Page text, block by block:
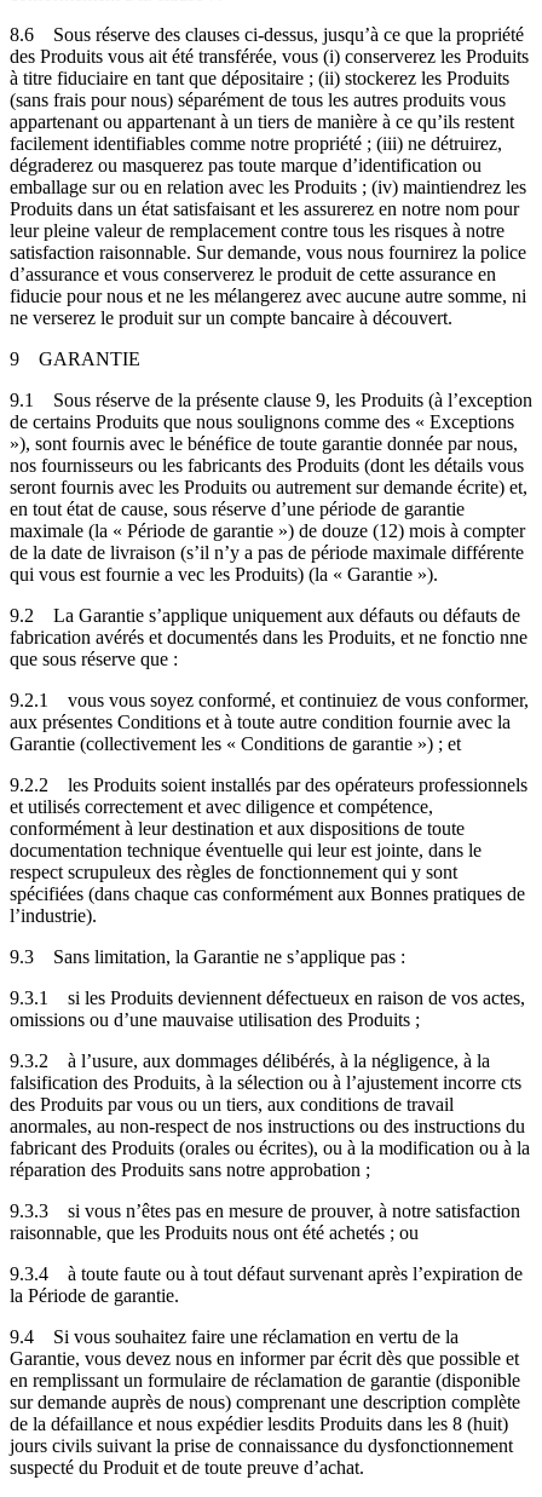
8.6
Sous réserve des clauses ci-dessus, jusqu’à ce que la propriété
des Produits vous ait été transférée, vous (i) conserverez les Produits
à titre fiduciaire en tant que dépositaire ; (ii) stockerez les Produits
(sans frais pour nous) séparément de tous les autres produits vous
appartenant ou appartenant à un tiers de manière à ce qu’ils restent
facilement identifiables comme notre propriété ; (iii) ne détruirez,
dégraderez ou masquerez pas toute marque d’identification ou
emballage sur ou en relation avec les Produits ; (iv) maintiendrez les
Produits dans un état satisfaisant et les assurerez en notre nom pour
leur pleine valeur de remplacement contre tous les risques à notre
satisfaction raisonnable. Sur demande, vous nous fournirez la police
d’assurance et vous conserverez le produit de cette assurance en
fiducie pour nous et ne les mélangerez avec aucune autre somme, ni
ne verserez le produit sur un compte bancaire à découvert.
9
GARANTIE
9.1
Sous réserve de la présente clause 9, les Produits (à l’exception
de certains Produits que nous soulignons comme des « Exceptions
»), sont fournis avec le bénéfice de toute garantie donnée par nous,
nos fournisseurs ou les fabricants des Produits (dont les détails vous
seront fournis avec les Produits ou autrement sur demande écrite) et,
en tout état de cause, sous réserve d’une période de garantie
maximale (la « Période de garantie ») de douze (12) mois à compter
de la date de livraison (s’il n’y a pas de période maximale différente
qui vous est fournie a vec les Produits) (la « Garantie »).
9.2
La Garantie s’applique uniquement aux défauts ou défauts de
fabrication avérés et documentés dans les Produits, et ne fonctio nne
que sous réserve que :
9.2.1
vous vous soyez conformé, et continuiez de vous conformer,
aux présentes Conditions et à toute autre condition fournie avec la
Garantie (collectivement les « Conditions de garantie ») ; et
9.2.2
les Produits soient installés par des opérateurs professionnels
et utilisés correctement et avec diligence et compétence,
conformément à leur destination et aux dispositions de toute
documentation technique éventuelle qui leur est jointe, dans le
respect scrupuleux des règles de fonctionnement qui y sont
spécifiées (dans chaque cas conformément aux Bonnes pratiques de
l’industrie).
9.3
Sans limitation, la Garantie ne s’applique pas :
9.3.1
si les Produits deviennent défectueux en raison de vos actes,
omissions ou d’une mauvaise utilisation des Produits ;
9.3.2
à l’usure, aux dommages délibérés, à la négligence, à la
falsification des Produits, à la sélection ou à l’ajustement incorre cts
des Produits par vous ou un tiers, aux conditions de travail
anormales, au non-respect de nos instructions ou des instructions du
fabricant des Produits (orales ou écrites), ou à la modification ou à la
réparation des Produits sans notre approbation ;
9.3.3
si vous n’êtes pas en mesure de prouver, à notre satisfaction
raisonnable, que les Produits nous ont été achetés ; ou
9.3.4
à toute faute ou à tout défaut survenant après l’expiration de
la Période de garantie.
9.4
Si vous souhaitez faire une réclamation en vertu de la
Garantie, vous devez nous en informer par écrit dès que possible et
en remplissant un formulaire de réclamation de garantie (disponible
sur demande auprès de nous) comprenant une description complète
de la défaillance et nous expédier lesdits Produits dans les 8 (huit)
jours civils suivant la prise de connaissance du dysfonctionnement
suspecté du Produit et de toute preuve d’achat.